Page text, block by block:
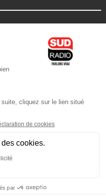
/ Pierre Olivier